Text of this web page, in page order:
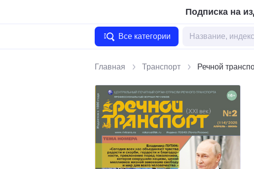
Подписка на
Все категории
Главная Транспорт Речной